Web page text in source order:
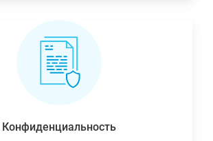
Конфиденциальность